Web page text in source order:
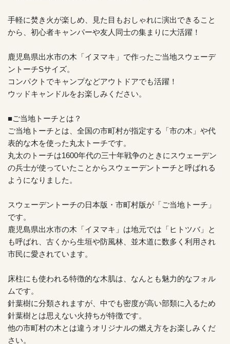
手軽に焚き火が楽しめ、見た目もおしゃれに演出できること
から、初心者キャンパーや友人同士の集まりに大活躍！
鹿児島県出水市の木「イヌマキ」で作ったご当地スウェーデ
ントーチSサイズ。
コンパクトでキャンプなどアウトドアでも活躍！
ウッドキャンドルをお楽しみください。
■ご当地トーチとは？
ご当地トーチとは、全国の市町村が指定する「市の木」や代
表的な木を使った丸太トーチです。
丸太のトーチは1600年代の三十年戦争のときにスウェーデン
の兵士が使っていたことからスウェーデントーチと呼ばれる
ようになりました。
スウェーデントーチの日本版・市町村版が「ご当地トーチ」
です。
鹿児島県出水市の木「イヌマキ」は地元では「ヒトツバ」と
も呼ばれ、古くから生垣や防風林、並木道に数多く利用され
市民に愛されています。
床柱にも使われる特徴的な木肌は、なんとも魅力的なフォル
ムです。
針葉樹に分類されますが、中でも密度が高い部類に入るため
針葉樹とは思えない火持ちが特徴です。
他の市町村の木とは違うオリジナルの燃え方をお楽しみくだ
さい。